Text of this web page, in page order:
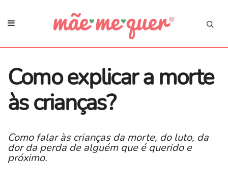
​Como explicar a morte
às crianças?
Como falar às crianças da morte, do luto, da
dor da perda de alguém que é querido e
próximo.